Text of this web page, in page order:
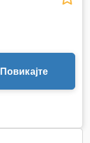
Повикајте